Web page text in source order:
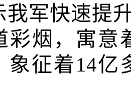
我军快速提
彩烟，寓意
象征着14亿